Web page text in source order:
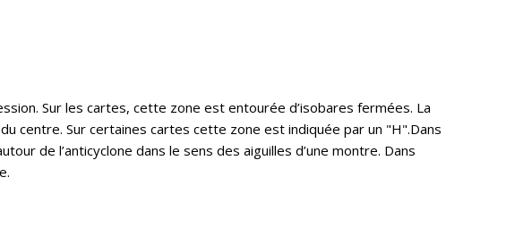
Sur les cartes, cette zone est entourée d’isobares fermées. La
centre. Sur certaines cartes cette zone est indiquée par un "H".Dans
de l’anticyclone dans le sens des aiguilles d’une montre. Dans